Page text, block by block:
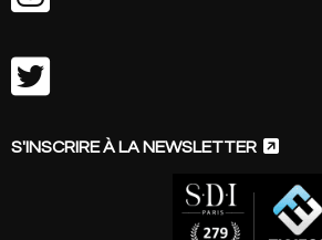

S'INSCRIRE À LA NEWSLETTER 